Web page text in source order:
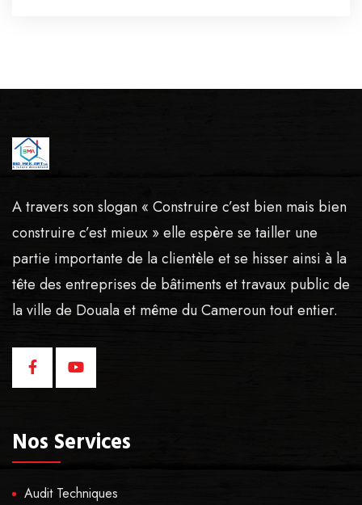
A travers son slogan « Construire c’est bien mais bien
construire c’est mieux » elle espère se tailler une
partie importante de la clientèle et se hisser ainsi à la
tête des entreprises de bâtiments et travaux public de
la ville de Douala et même du Cameroun tout entier.
Nos Services
Audit Techniques